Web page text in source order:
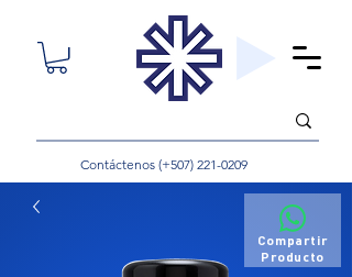
Contáctenos (+507) 221-0209
Compartir
Producto